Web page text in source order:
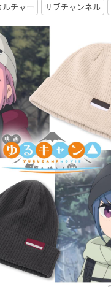
ルチャー サブチャンネル